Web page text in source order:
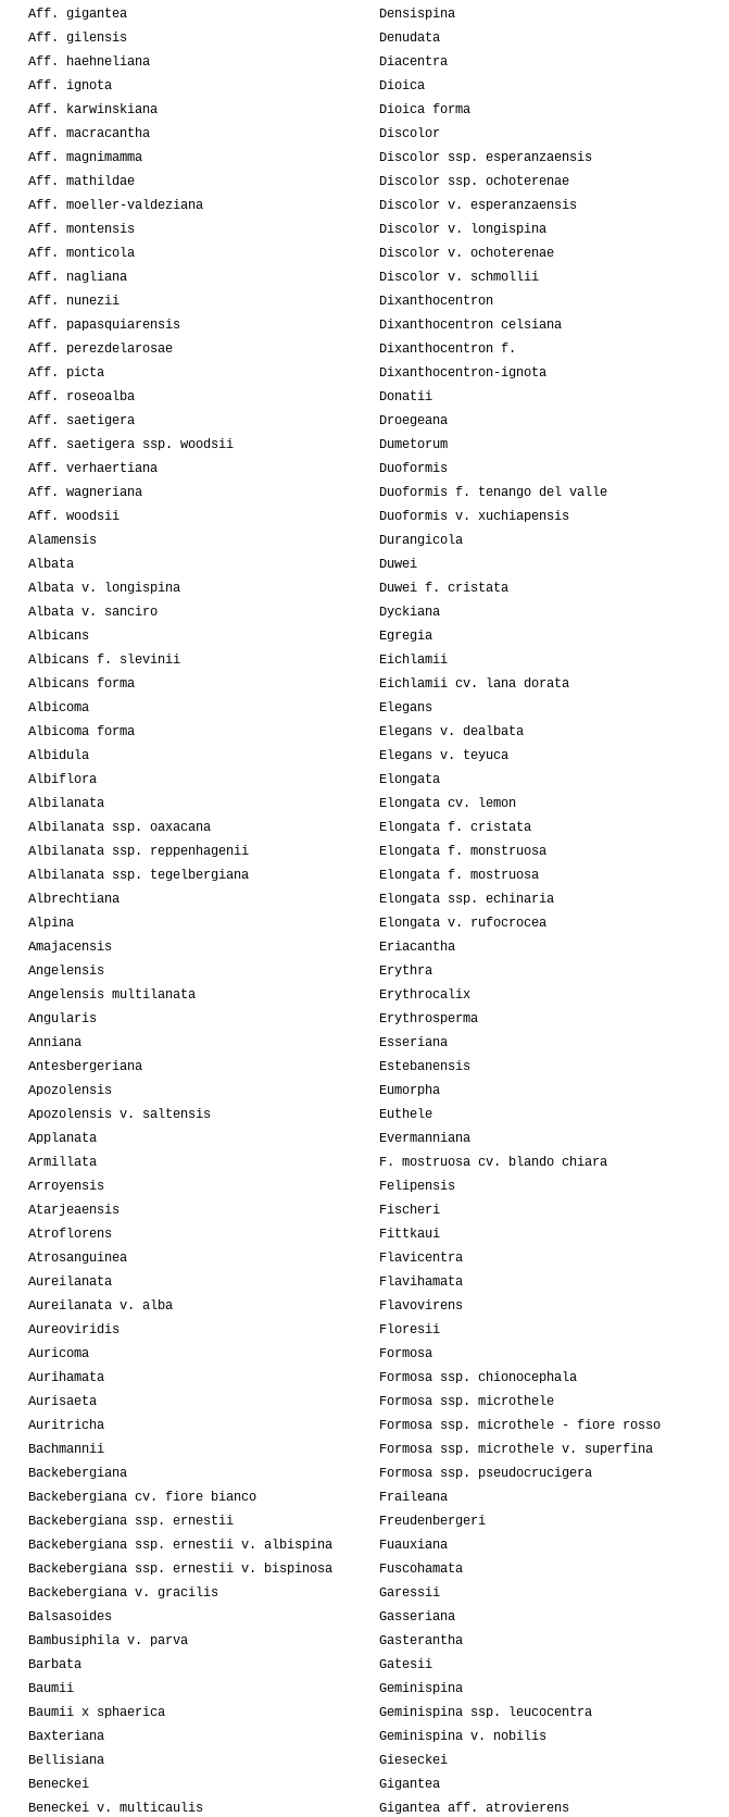
Aff. gigantea
Aff. gilensis
Aff. haehneliana
Aff. ignota
Aff. karwinskiana
Aff. macracantha
Aff. magnimamma
Aff. mathildae
Aff. moeller-valdeziana
Aff. montensis
Aff. monticola
Aff. nagliana
Aff. nunezii
Aff. papasquiarensis
Aff. perezdelarosae
Aff. picta
Aff. roseoalba
Aff. saetigera
Aff. saetigera ssp. woodsii
Aff. verhaertiana
Aff. wagneriana
Aff. woodsii
Alamensis
Albata
Albata v. longispina
Albata v. sanciro
Albicans
Albicans f. slevinii
Albicans forma
Albicoma
Albicoma forma
Albidula
Albiflora
Albilanata
Albilanata ssp. oaxacana
Albilanata ssp. reppenhagenii
Albilanata ssp. tegelbergiana
Albrechtiana
Alpina
Amajacensis
Angelensis
Angelensis multilanata
Angularis
Anniana
Antesbergeriana
Apozolensis
Apozolensis v. saltensis
Applanata
Armillata
Arroyensis
Atarjeaensis
Atroflorens
Atrosanguinea
Aureilanata
Aureilanata v. alba
Aureoviridis
Auricoma
Aurihamata
Aurisaeta
Auritricha
Bachmannii
Backebergiana
Backebergiana cv. fiore bianco
Backebergiana ssp. ernestii
Backebergiana ssp. ernestii v. albispina
Backebergiana ssp. ernestii v. bispinosa
Backebergiana v. gracilis
Balsasoides
Bambusiphila v. parva
Barbata
Baumii
Baumii x sphaerica
Baxteriana
Bellisiana
Beneckei
Beneckei v. multicaulis
Densispina
Denudata
Diacentra
Dioica
Dioica forma
Discolor
Discolor ssp. esperanzaensis
Discolor ssp. ochoterenae
Discolor v. esperanzaensis
Discolor v. longispina
Discolor v. ochoterenae
Discolor v. schmollii
Dixanthocentron
Dixanthocentron celsiana
Dixanthocentron f.
Dixanthocentron-ignota
Donatii
Droegeana
Dumetorum
Duoformis
Duoformis f. tenango del valle
Duoformis v. xuchiapensis
Durangicola
Duwei
Duwei f. cristata
Dyckiana
Egregia
Eichlamii
Eichlamii cv. lana dorata
Elegans
Elegans v. dealbata
Elegans v. teyuca
Elongata
Elongata cv. lemon
Elongata f. cristata
Elongata f. monstruosa
Elongata f. mostruosa
Elongata ssp. echinaria
Elongata v. rufocrocea
Eriacantha
Erythra
Erythrocalix
Erythrosperma
Esseriana
Estebanensis
Eumorpha
Euthele
Evermanniana
F. mostruosa cv. blando chiara
Felipensis
Fischeri
Fittkaui
Flavicentra
Flavihamata
Flavovirens
Floresii
Formosa
Formosa ssp. chionocephala
Formosa ssp. microthele
Formosa ssp. microthele - fiore rosso
Formosa ssp. microthele v. superfina
Formosa ssp. pseudocrucigera
Fraileana
Freudenbergeri
Fuauxiana
Fuscohamata
Garessii
Gasseriana
Gasterantha
Gatesii
Geminispina
Geminispina ssp. leucocentra
Geminispina v. nobilis
Gieseckei
Gigantea
Gigantea aff. atrovierens